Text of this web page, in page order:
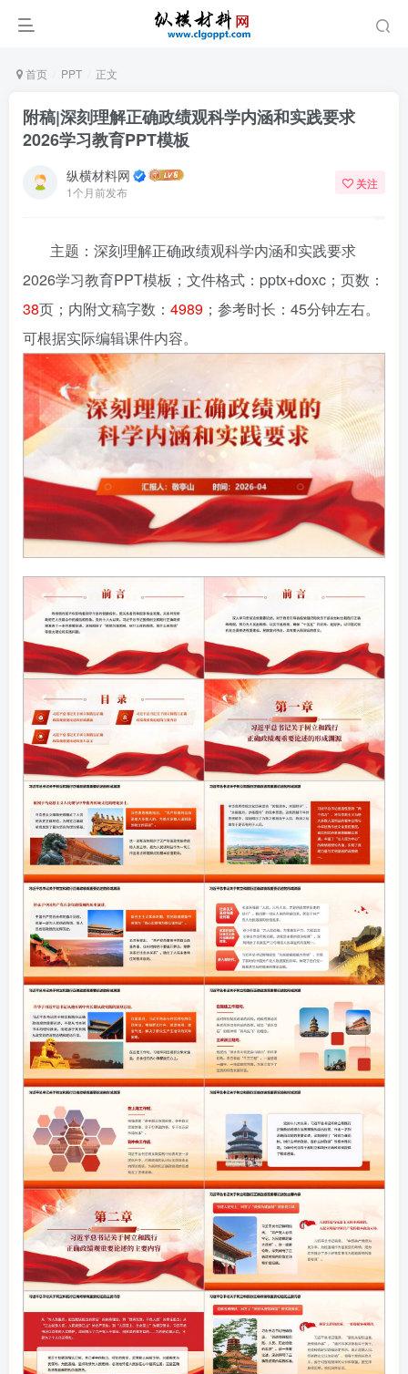
首页 PPT 正文
附稿|深刻理解正确政绩观科学内涵和实践要求
2026学习教育PPT模板
纵横材料网
1个月前发布
关注
主题：深刻理解正确政绩观科学内涵和实践要求
2026学习教育PPT模板 ；文件格式：pptx+doxc；页数：
38页；内附文稿字数： 4989 ；参考时长：45分钟左右。
可根据实际编辑课件内容。